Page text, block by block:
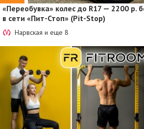
«Переобувка» колес до R17 — 2200 р.
в сети «Пит-Стоп» (Pit-Stop)
Нарвская и еще 8